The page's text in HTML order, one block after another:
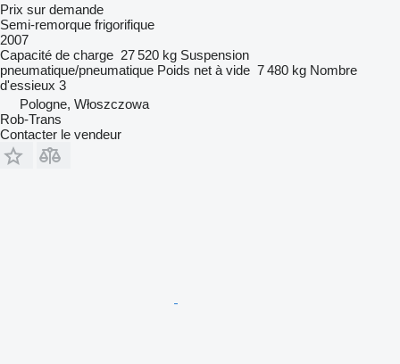
Prix sur demande
Semi-remorque frigorifique
2007
Capacité de charge 27 520 kg Suspension
pneumatique/pneumatique Poids net à vide 7 480 kg Nombre
d'essieux 3
Pologne, Włoszczowa
Rob-Trans
Contacter le vendeur